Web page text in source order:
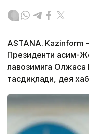
ASTANA. Kazinform
Президенти Қасим-
лавозимига Олжаса
тасдиқлади, дея